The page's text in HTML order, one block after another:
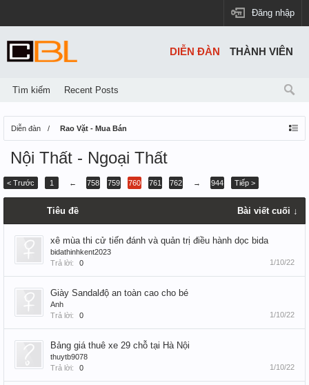
Đăng nhập
Diễn đàn Rao Vặt - Mua Bán
Nội Thất - Ngoại Thất
< Trước 1 ← 758 759 760 761 762 → 944 Tiếp >
Tiêu đề Bài viết cuối ↓
xê mùa thi cử tiến đánh và quản trị điều hành dọc bida
bidathinhkent2023
Trả lời:
0 1/10/22
Giày Sandalđộ an toàn cao cho bé
Anh
Trả lời:
0 1/10/22
Bảng giá thuê xe 29 chỗ tại Hà Nội
thuytb9078
Trả lời:
0 1/10/22
DIỄN ĐÀN
Tìm kiếm Recent Posts
THÀNH VIÊN